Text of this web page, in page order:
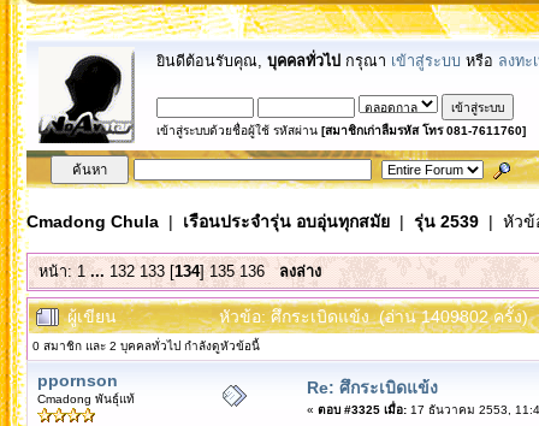
ยินดีต้อนรับคุณ, บุคคลทั่วไป กรุณา เข้าสู่ระบบ หรือ ลงทะ
เข้าสู่ระบบด้วยชื่อผู้ใช้ รหัสผ่าน [สมาชิกเก่าลืมรหัส โทร 081-7611760]
Cmadong Chula| เรือนประจำรุ่น อบอุ่นทุกสมัย| รุ่น 2539| หัวข้
หน้า:1 ... 132 133[134]135 136 ลงล่าง
ผู้เขียน หัวข้อ: ศึกระเบิดแข้ง (อ่าน 1409802 ครั้ง)
0 สมาชิก และ 2 บุคคลทั่วไป กำลังดูหัวข้อนี้
ppornson
Cmadong พันธุ์แท้
Re: ศึกระเบิดแข้ง
« ตอบ #3325 เมื่อ:17 ธันวาคม 2553,